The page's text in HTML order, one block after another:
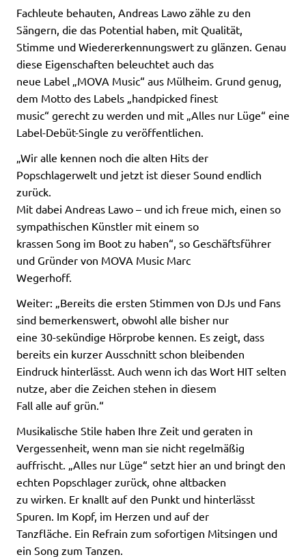
Fachleute behauten, Andreas Lawo zähle zu den
Sängern, die das Potential haben, mit Qualität,
Stimme und Wiedererkennungswert zu glänzen. Genau
diese Eigenschaften beleuchtet auch das
neue Label „MOVA Music“ aus Mülheim. Grund genug,
dem Motto des Labels „handpicked finest
music“ gerecht zu werden und mit „Alles nur Lüge“ eine
Label-Debüt-Single zu veröffentlichen.
„Wir alle kennen noch die alten Hits der
Popschlagerwelt und jetzt ist dieser Sound endlich
zurück.
Mit dabei Andreas Lawo – und ich freue mich, einen so
sympathischen Künstler mit einem so
krassen Song im Boot zu haben“, so Geschäftsführer
und Gründer von MOVA Music Marc
Wegerhoff.
Weiter: „Bereits die ersten Stimmen von DJs und Fans
sind bemerkenswert, obwohl alle bisher nur
eine 30-sekündige Hörprobe kennen. Es zeigt, dass
bereits ein kurzer Ausschnitt schon bleibenden
Eindruck hinterlässt. Auch wenn ich das Wort HIT selten
nutze, aber die Zeichen stehen in diesem
Fall alle auf grün.“
Musikalische Stile haben Ihre Zeit und geraten in
Vergessenheit, wenn man sie nicht regelmäßig
auffrischt. „Alles nur Lüge“ setzt hier an und bringt den
echten Popschlager zurück, ohne altbacken
zu wirken. Er knallt auf den Punkt und hinterlässt
Spuren. Im Kopf, im Herzen und auf der
Tanzfläche. Ein Refrain zum sofortigen Mitsingen und
ein Song zum Tanzen.